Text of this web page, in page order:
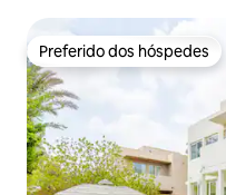
Preferido dos hóspedes
Preferido dos hóspedes